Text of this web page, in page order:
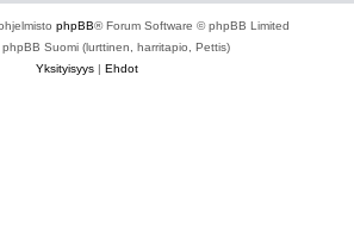
phpBB® Forum Software © phpBB Limited
Suomi (lurttinen, harritapio, Pettis)
Yksityisyys | Ehdot